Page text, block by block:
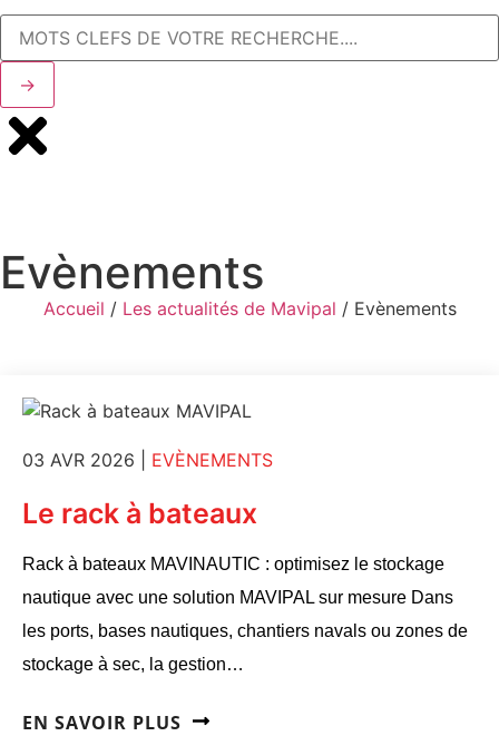
→
Evènements
Accueil / Les actualités de Mavipal / Evènements
03 AVR 2026 EVÈNEMENTS
Le rack à bateaux
Rack à bateaux MAVINAUTIC : optimisez le stockage
nautique avec une solution MAVIPAL sur mesure Dans
les ports, bases nautiques, chantiers navals ou zones de
stockage à sec, la gestion…
EN SAVOIR PLUS